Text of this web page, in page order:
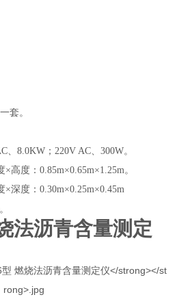
套。
、8.0KW ；220V AC、300W。
×高度：0.85m×0.65m×1.25m。
×深度：0.30m×0.25m×0.45m
。
法沥青含量测定